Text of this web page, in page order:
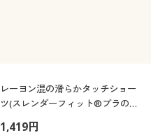
レーヨン混の滑らかタッチショー
ツ(スレンダーフィット®ブラのコ
1,419円